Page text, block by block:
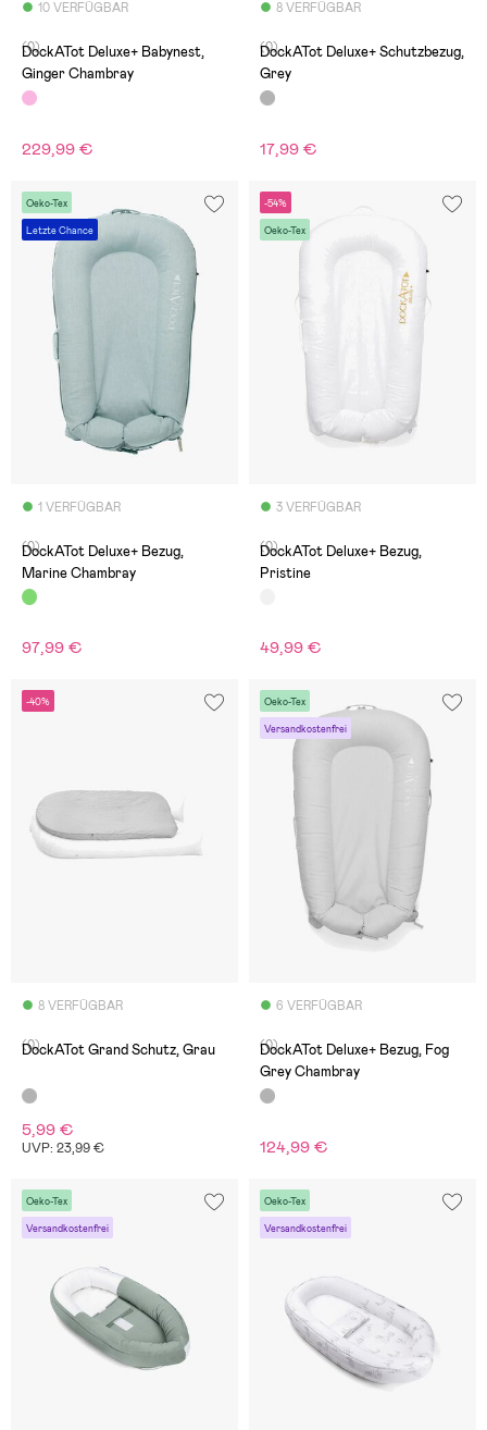
10 VERFÜGBAR
(0)
DockATot Deluxe+ Babynest,
Ginger Chambray
229,99 €
8 VERFÜGBAR
(0)
DockATot Deluxe+ Schutzbezug,
Grey
17,99 €
Oeko-Tex
Letzte Chance
1 VERFÜGBAR
(0)
DockATot Deluxe+ Bezug,
Marine Chambray
97,99 €
-54%
Oeko-Tex
3 VERFÜGBAR
(0)
DockATot Deluxe+ Bezug,
Pristine
49,99 €
-40%
8 VERFÜGBAR
(0)
DockATot Grand Schutz, Grau
5,99 €
UVP: 23,99 €
Oeko-Tex
Versandkostenfrei
6 VERFÜGBAR
(0)
DockATot Deluxe+ Bezug, Fog
Grey Chambray
124,99 €
Oeko-Tex
Versandkostenfrei
Oeko-Tex
Versandkostenfrei